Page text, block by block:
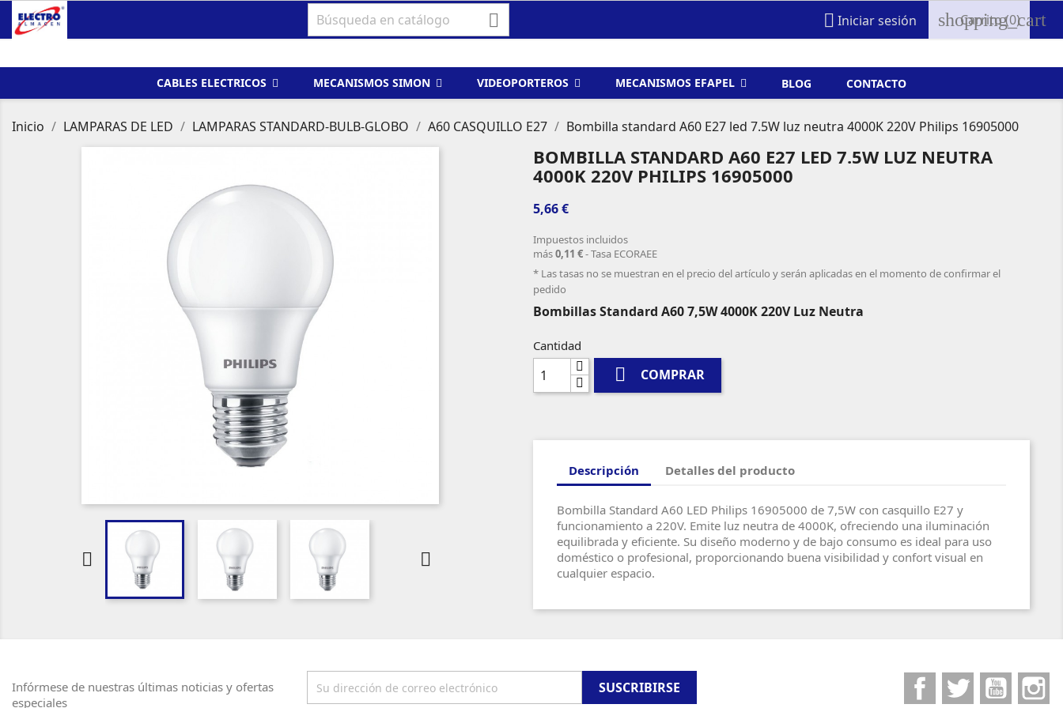
  Iniciar sesión shopping_cart
Carrito(0)
CABLES ELECTRICOS MECANISMOS SIMON VIDEOPORTEROS MECANISMOS EFAPEL BLOG CONTACTO
Inicio LAMPARAS DE LED LAMPARAS STANDARD-BULB-GLOBO A60 CASQUILLO E27 Bombilla standard A60 E27 led 7.5W luz neutra 4000K 220V Philips 16905000
 
BOMBILLA STANDARD A60 E27 LED 7.5W LUZ NEUTRA
4000K 220V PHILIPS 16905000
5,66 €
Impuestos incluidos
más0,11 €- Tasa ECORAEE
* Las tasas no se muestran en el precio del artículo y serán aplicadas en el momento de confirmar el
pedido
Bombillas Standard A60 7,5W 4000K 220V Luz Neutra
Cantidad
 COMPRAR
Descripción Detalles del producto
Bombilla Standard A60 LED Philips 16905000 de 7,5W con casquillo E27 y
funcionamiento a 220V. Emite luz neutra de 4000K, ofreciendo una iluminación
equilibrada y eficiente. Su diseño moderno y de bajo consumo es ideal para uso
doméstico o profesional, proporcionando buena visibilidad y confort visual en
cualquier espacio.
Infórmese de nuestras últimas noticias y ofertas
especiales
FacebookTwitter YouTube